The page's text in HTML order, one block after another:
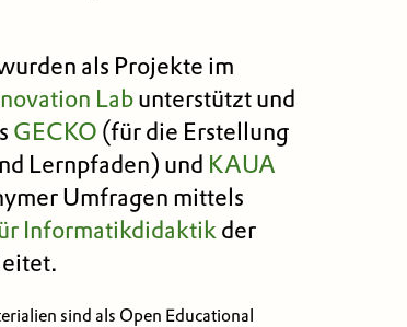
als Projekte im
Labunterstützt und
GECKO (für die Erstellung
Lernpfaden) und KAUA
Umfragen mittels
Informatikdidaktikder
sind als Open Educational